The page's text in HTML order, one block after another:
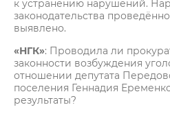
к устранению нарушений.
законодательства
выявлено.
«НГК»: Проводила ли
законности возбуждения
отношении депутата
поселения Геннадия
результаты?